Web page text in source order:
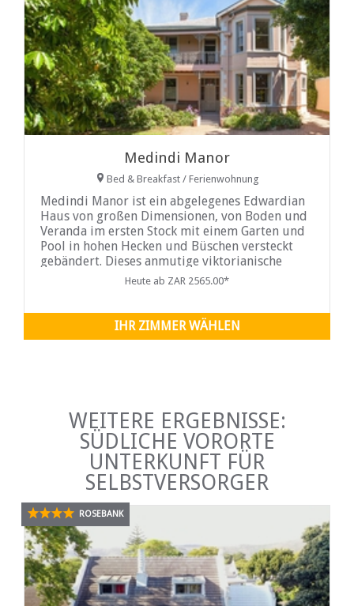
Medindi Manor
Bed & Breakfast / Ferienwohnung
Medindi Manor ist ein abgelegenes Edwardian
Haus von großen Dimensionen, von Boden und
Veranda im ersten Stock mit einem Garten und
Pool in hohen Hecken und Büschen versteckt
gebändert. Dieses anmutige viktorianische
Haus wurde in den späten 1890er Jahren
Heute ab ZAR 2565.00*
IHR ZIMMER WÄHLEN
WEITERE ERGEBNISSE:
SÜDLICHE VORORTE
UNTERKUNFT FÜR
SELBSTVERSORGER
ROSEBANK